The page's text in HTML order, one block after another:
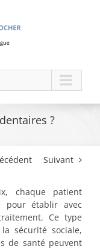
?
Suivant
chaque patient
pour établir avec
Ce type
sécurité sociale,
de santé peuvent